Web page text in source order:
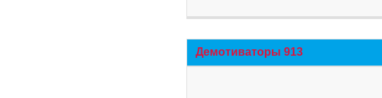
Демотиваторы 913